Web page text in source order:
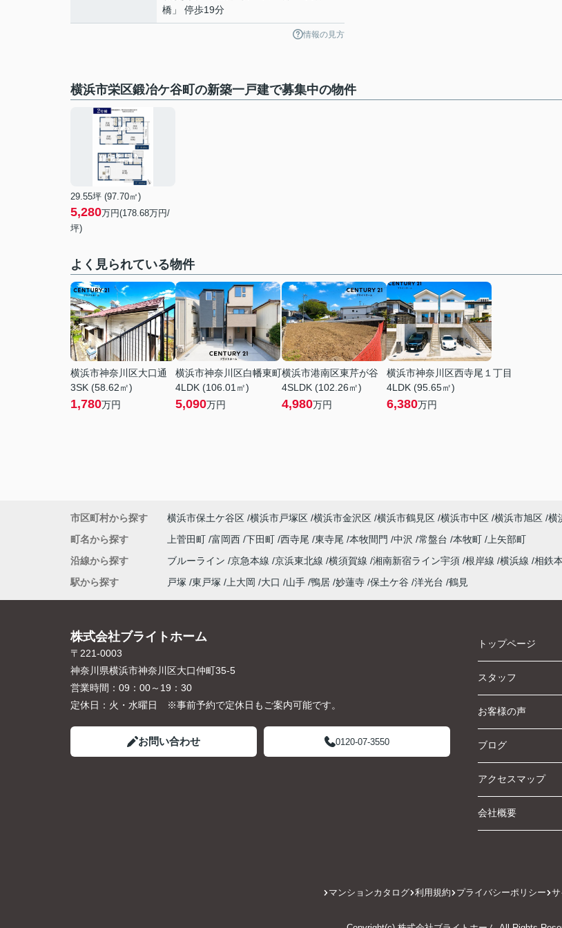
橋」 停歩19分
情報の見方
横浜市栄区鍛冶ケ谷町の新築一戸建で募集中の物件
29.55坪 (97.70㎡)
5,280万円(178.68万円/
坪)
よく見られている物件
横浜市神奈川区大口通
3SK (58.62㎡)
1,780万円
横浜市神奈川区白幡東町
4LDK (106.01㎡)
5,090万円
横浜市港南区東芹が谷
4SLDK (102.26㎡)
4,980万円
横浜市神奈川区西寺尾１丁目
4LDK (95.65㎡)
6,380万円
市区町村から探す 横浜市保土ケ谷区 横浜市戸塚区 横浜市金沢区 横浜市鶴見区 横浜市中区 横浜市旭区 横
町名から探す
上菅田町 富岡西 下田町 西寺尾 東寺尾 本牧間門 中沢 常盤台 本牧町
上矢部町
沿線から探す
ブルーライン 京急本線 京浜東北線 横須賀線 湘南新宿ライン宇須 根岸線 横浜線 相鉄
駅から探す
戸塚 東戸塚 上大岡 大口 山手 鴨居 妙蓮寺 保土ケ谷 洋光台 鶴見
株式会社ブライトホーム
〒221-0003
神奈川県横浜市神奈川区大口仲町35-5
営業時間： 09：00～19：30
定休日： 火・水曜日 ※事前予約で定休日もご案内可能です。
お問い合わせ 0120-07-3550
トップページ
スタッフ
お客様の声
ブログ
アクセスマップ
会社概要
マンションカタログ 利用規約 プライバシーポリシー